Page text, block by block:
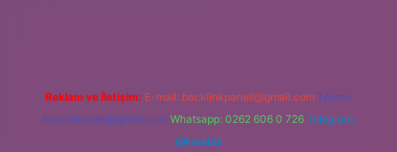
Reklam ve İletişim: E-mail: backlinkpaneli@gmail.com Teams:
forumhizmeti@gmail.com Whatsapp: 0262 606 0 726 Telegram:
@karabul